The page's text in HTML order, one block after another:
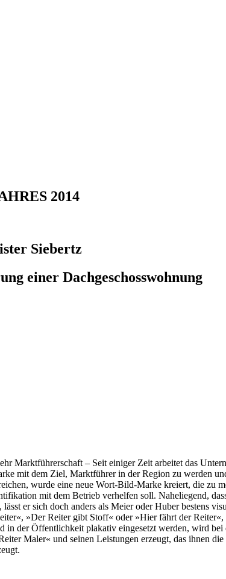
2014
Siebertz
einer Dachgeschosswohnung
Marktführerschaft ‒ Seit einiger Zeit arbeitet das
mit dem Ziel, Marktführer in der Region zu werden
wurde eine neue Wort-Bild-Marke kreiert, die zu
mit dem Betrieb verhelfen soll. Naheliegend,
lässt er sich doch anders als Meier oder Huber bestens
»Der Reiter gibt Stoff« oder »Hier fährt der Reiter«,
in der Öffentlichkeit plakativ eingesetzt werden, wird bei
Maler« und seinen Leistungen erzeugt, das ihnen